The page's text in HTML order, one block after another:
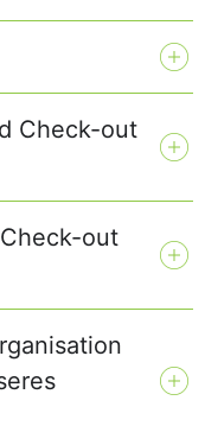
Check-out
out